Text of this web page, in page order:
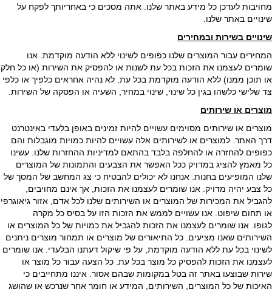
מחויבות לעדכן כל מידע באתר שלנו. אתה מסכים כי באחריותך לפקח על
שינויים באתר שלנו.
שינויים בשירות ובמחירים
המחירים עבור המוצרים שלנו כפופים לשינוי ללא הודעה מוקדמת. אנו
שומרים לעצמנו את הזכות בכל עת לשנות או להפסיק את השירות (או כל חלק
או תוכן ממנו) ללא הודעה מוקדמת בכל עת. לא נהיה אחראים כלפיך או כלפי
צד שלישי כלשהו בגין כל שינוי, שינוי במחיר, השעיה או הפסקה של השירות.
מוצרים או שירותים
מוצרים או שירותים מסוימים עשויים להיות זמינים באופן בלעדי באינטרנט
דרך האתר. למוצרים או לשירותים אלה עשויים להיות כמויות מוגבלות והם
כפופים להחזרה או להחלפה בלבד בהתאם למדיניות ההחזרות שלנו. עשינו
כל מאמץ להציג במדויק ככל האפשר את הצבעים והתמונות של המוצרים
שלנו המופיעים בחנות. אנחנו לא יכולים להבטיח כי צג המחשב של המסך של
כל צבע יהיה מדויק. אנו שומרים לעצמנו את הזכות, אך אינם מחויבים,
להגביל את המכירות של המוצרים או השירותים שלנו לכל אדם, אזור גיאוגרפי
או תחום שיפוט. אנו עשויים לממש את הזכות הזו על בסיס כל מקרה
לגופו. אנו שומרים לעצמנו את הזכות להגביל את כמויות של כל המוצרים או
השירותים שאנו מציעים. כל התיאורים של מוצרים או תמחור מוצרים ניתנים
לשינוי בכל עת ללא הודעה מוקדמת, על פי שיקול דעתנו הבלעדי. אנו שומרים
לעצמנו את הזכות להפסיק כל מוצר בכל עת. כל הצעה עבור כל מוצר או
שירות שבוצעו באתר זה בטל במקומות שבהם אסור. איננו מתחייבים כי
האיכות של כל המוצרים, השירותים, המידע או חומר אחר שנרכש או שהושג